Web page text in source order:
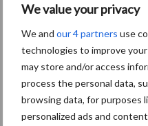
We value your privacy
We and our 4 partners use
technologies to improve
may store and/or access
process the personal data,
browsing data, for purposes
personalized ads and